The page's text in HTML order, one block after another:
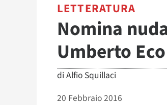
LETTERATURA
Nomina
Umberto Eco
di Alfio Squillaci
20 Febbraio 2016